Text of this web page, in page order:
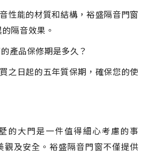
性能的材質和結構，裕盛隔音門窗
隔音效果。
產品保修期是多久？
之日起的五年質保期，確保您的使
的大門是一件值得細心考慮的事
觀及安全。裕盛隔音門窗不僅提供